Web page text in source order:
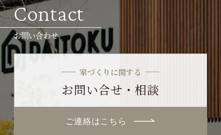
Contact
お問い合わせ
家づくりに関する
お問い合せ・相談
ご連絡はこちら